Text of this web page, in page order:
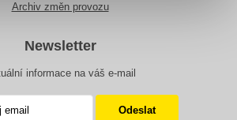
Archiv změn provozu
Newsletter
informace na váš e-mail